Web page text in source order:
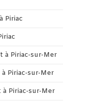
Piriac
à Piriac-sur-Mer
Piriac-sur-Mer
Piriac-sur-Mer